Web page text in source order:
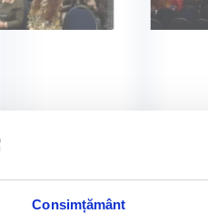
Consimțământ